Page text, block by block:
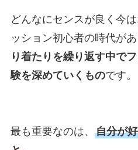
どんなにセンスが良く今
ッション初心者の時代があ
り着たりを繰り返す中で
験を深めていくものです。
最も重要なのは、 自分が